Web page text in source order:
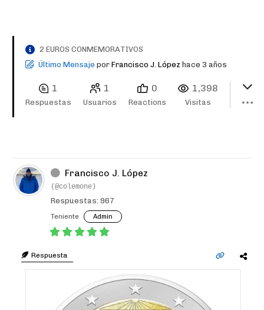
2 EUROS CONMEMORATIVOS
Último Mensaje por Francisco J. López hace 3 años
1
Respuestas
1
Usuarios
0
Reactions
1,398
Visitas
Francisco J. López
(@colemone)
Respuestas: 967
Teniente Admin
Respuesta